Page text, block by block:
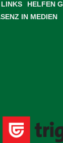
LINKS
HELFEN
IN MEDIEN